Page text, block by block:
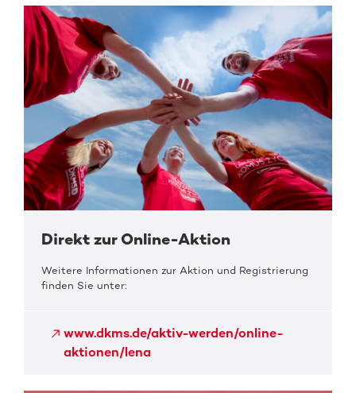
Direkt zur Online-Aktion
Weitere Informationen zur Aktion und Registrierung
finden Sie unter:
www.dkms.de/aktiv-werden/online-
aktionen/lena